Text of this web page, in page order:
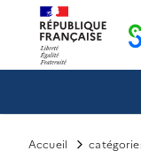
Accueil
Panneau de gestion des